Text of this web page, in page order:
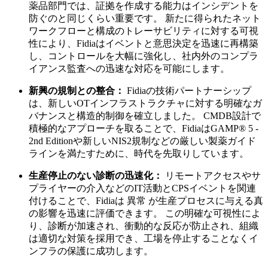
薬品部門では、証拠を作成する能力はインシデントを
防ぐのと同じくらい重要です。 新たに得られたネット
ワークフローと構成のトレーサビリティに対する可視
性により、Fidiaはイベントと意思決定を迅速に再構築
し、コントロールを大幅に強化し、社内外のコンプラ
イアンス監査への迅速な対応を可能にします。
新興の規制との整合： Fidiaの技術パートナーシップ
は、新しいOTインフラストラクチャに対する明確なガ
バナンスと構造的制御を確立しました。 CMDB設計で
積極的なアプローチを取ることで、FidiaはGAMP® 5 -
2nd Editionや新しいNIS2規制などの厳しい製薬ガイド
ラインを満たすために、時代を先取りしています。
生産停止のない診断の迅速化：
リモートアクセスやサ
プライヤーの介入などのIT活動とCPSイベントを関連
付けることで、Fidiaは 異常 が生産プロセスに与える真
の影響を迅速に評価できます。 この明確な可視性によ
り、診断が加速され、衝動的な反応が防止され、組織
は適切な対策を採用でき、工場を停止することなくイ
ンフラの保護に成功します。